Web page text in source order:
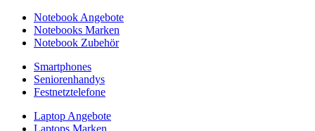
Notebook Angebote
Notebooks Marken
Notebook Zubehör
Smartphones
Seniorenhandys
Festnetztelefone
Laptop Angebote
Laptops Marken